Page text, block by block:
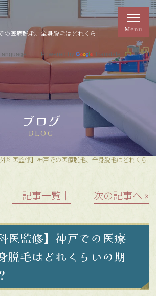
の医療脱毛、全身脱毛はどれくら
Powered by Translate
ブログ
BLOG
外科医監修】神戸での医療脱毛、全身脱毛はどれくら
│記事一覧│ 次の記事へ »
医監修】神戸での医療
脱毛はどれくらいの期